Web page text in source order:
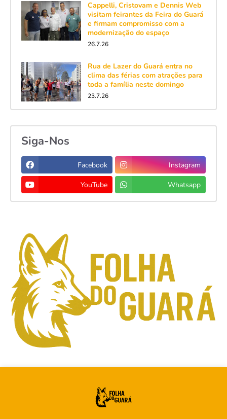
Cappelli, Cristovam e Dennis Web
visitam feirantes da Feira do Guará
e firmam compromisso com a
modernização do espaço
26.7.26
Rua de Lazer do Guará entra no
clima das férias com atrações para
toda a família neste domingo
23.7.26
Siga-Nos
Facebook Instagram
YouTube Whatsapp